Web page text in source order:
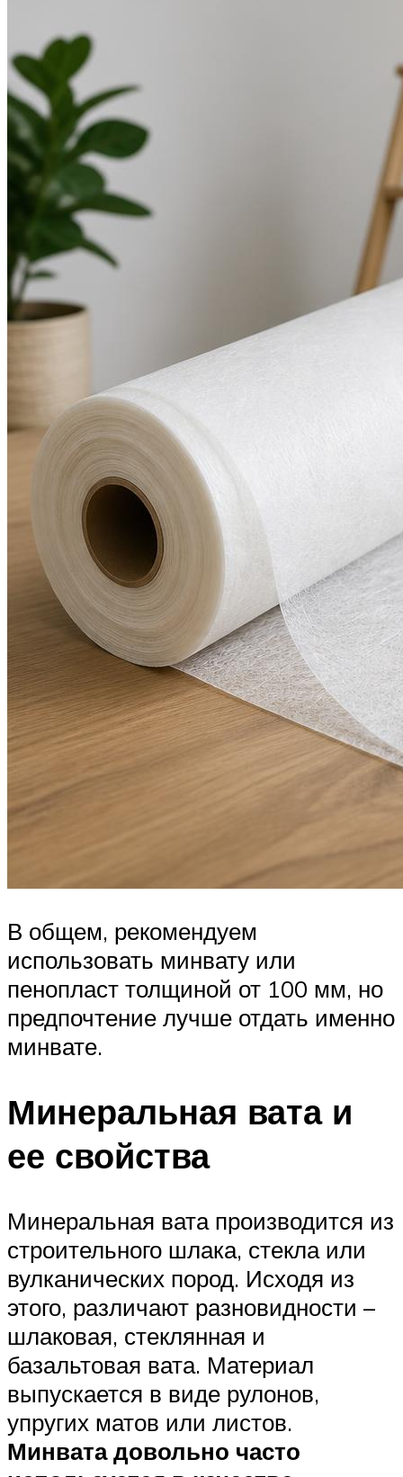
В общем, рекомендуем
использовать минвату или
пенопласт толщиной от 100 мм, но
предпочтение лучше отдать именно
минвате.
Минеральная вата и
ее свойства
Минеральная вата производится из
строительного шлака, стекла или
вулканических пород. Исходя из
этого, различают разновидности –
шлаковая, стеклянная и
базальтовая вата. Материал
выпускается в виде рулонов,
упругих матов или листов.
Минвата довольно часто